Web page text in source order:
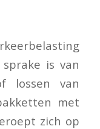
is van
lossen van
met
zich op